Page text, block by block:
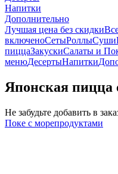
Напитки
Дополнительно
Лучшая цена без скидки
включеноСетыРоллыСуши
пиццаЗакускиСалаты и
менюДесертыНапитки
Японская пицца
Не забудьте добавить в
Поке с морепродуктами